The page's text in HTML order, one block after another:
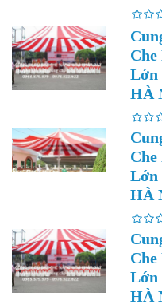
Lớn
HÀ
Lớn
HÀ
Lớn
HÀ